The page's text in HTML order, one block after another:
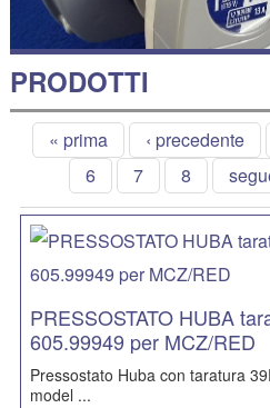
PRODOTTI
« prima ‹ precedente
6
7 8
PRESSOSTATO HUBA
605.99949 per MCZ/RED
Pressostato Huba con taratura
model ...